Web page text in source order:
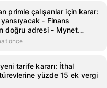
primle çalışanlar için karar:
- Finans
doğru adresi - Mynet
önce
tarife kararı: İthal
yüzde 15 ek vergi